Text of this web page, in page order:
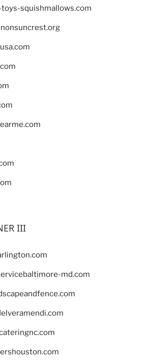
squishmallows.com
III
md.com